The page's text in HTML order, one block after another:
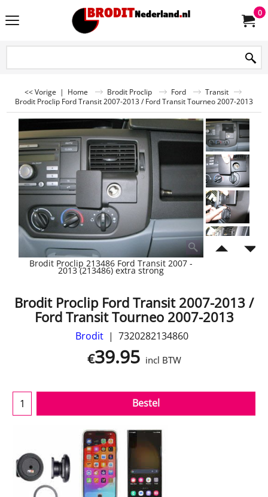
0
<< Vorige | Home Brodit Proclip Ford
Transit
Brodit Proclip Ford Transit 2007-2013 / Ford Transit Tourneo 2007-2013
Brodit Proclip 213486 Ford Transit 2007 -
2013 (213486) extra strong
Brodit Proclip Ford Transit 2007-2013 /
Ford Transit Tourneo 2007-2013
Brodit 7320282134860
€39.95 incl BTW
Bestel